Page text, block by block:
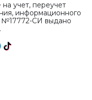
учет, переучет
информационного
№17772-СИ выдано